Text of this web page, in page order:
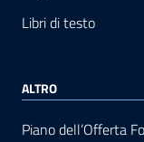
Libri di testo
ALTRO
Piano dell’Offerta